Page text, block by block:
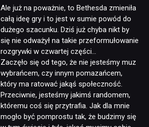
Ale już na poważnie, to Bethesda zmieniła
całą ideę gry i to jest w sumie powód do
dużego szacunku. Dziś już chyba nikt by
się nie odważył na takie przeformułowanie
rozgrywki w czwartej części…
Zaczęło się od tego, że nie jesteśmy muz
wybrańcem, czy innym pomazańcem,
który ma ratować jakąś społeczność.
Przeciwnie, jesteśmy jakimś randomem,
któremu coś się przytrafia. Jak dla mnie
mogło być pomprostu tak, że budzimy się